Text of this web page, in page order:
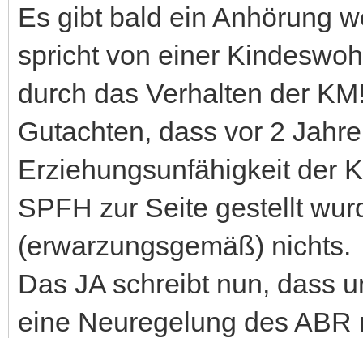
Es gibt bald ein Anhörung
spricht von einer
durch das Verhalten der
Gutachten, dass vor 2
Erziehungsunfähigkeit der
SPFH zur Seite gestellt
(erwarzungsgemäß) nichts.
Das JA schreibt nun, dass
eine Neuregelung des ABR